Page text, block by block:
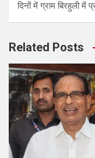
दिनों में ग्राम बिरहुली में
Related Posts